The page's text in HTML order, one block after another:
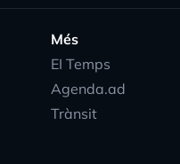
Més
EI Temps
Agenda.ad
Trànsit